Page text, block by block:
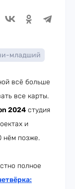
младший
всё больше
все карты.
2024 студия
и
нём позже.
полное